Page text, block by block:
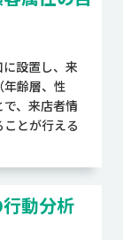
設置し、来
齢層、性
、来店者情
とが行える
動分析